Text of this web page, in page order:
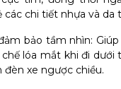
các chi tiết nhựa và da
bảo tầm nhìn:
lóa mắt khi đi dưới
đèn xe ngược chiều.